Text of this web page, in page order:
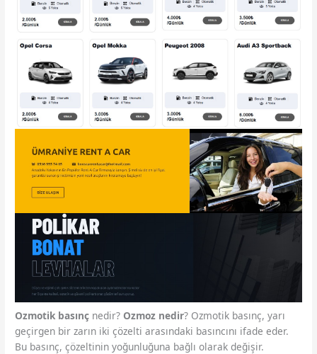
Ozmotik basınç nedir? Ozmoz nedir? Ozmotik basınç, yarı
geçirgen bir zarın iki çözelti arasındaki basıncını ifade eder.
Bu basınç, çözeltinin yoğunluğuna bağlı olarak değişir.